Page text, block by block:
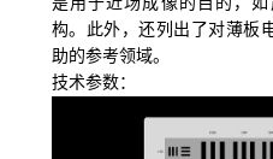
构。此外，还列出了对薄板
助的参考领域。
技术参数：